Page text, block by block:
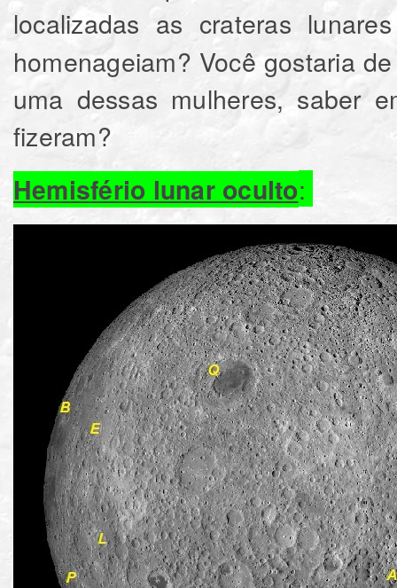
localizadas as crateras
homenageiam? Você gostaria
uma dessas mulheres, saber
fizeram?
Hemisfério lunar oculto: